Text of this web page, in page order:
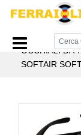
Home Page/
OCCHIALI DA
SOFTAIR